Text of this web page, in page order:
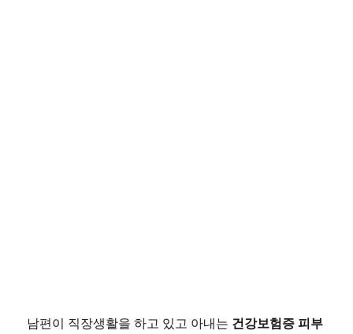
남편이 직장생활을 하고 있고 아내는 건강보험증 피부